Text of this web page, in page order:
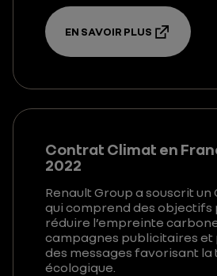
EN SAVOIR PLUS
Contrat Climat en
2022
Renault Group a souscrit
qui comprend des objectifs
réduire l’empreinte
campagnes publicitaires
des messages favorisant
écologique.